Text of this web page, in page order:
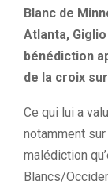
Blanc de
Atlanta,
bénédiction
de la croix
Ce qui lui a
notamment
malédiction
Blancs/